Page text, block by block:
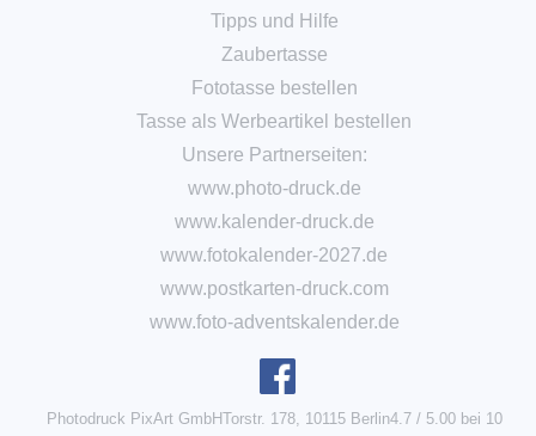
Tipps und Hilfe
Zaubertasse
Fototasse bestellen
Tasse als Werbeartikel bestellen
Unsere Partnerseiten:
www.photo-druck.de
www.kalender-druck.de
www.fotokalender-2027.de
www.postkarten-druck.com
www.foto-adventskalender.de
Photodruck PixArt GmbHTorstr. 178, 10115 Berlin4.7/ 5.00bei 10